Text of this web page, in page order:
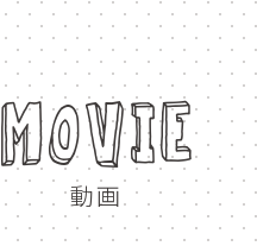
新富良野プリンス
アーノルドパーマ
ガーデン
kaze no garden
MOVIE
動画